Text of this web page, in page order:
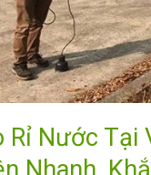
Rỉ Nước Tại